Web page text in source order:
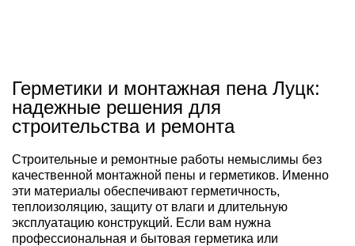
Герметики и монтажная пена Луцк:
надежные решения для
строительства и ремонта
Строительные и ремонтные работы немыслимы без
качественной монтажной пены и герметиков. Именно
эти материалы обеспечивают герметичность,
теплоизоляцию, защиту от влаги и длительную
эксплуатацию конструкций. Если вам нужна
профессиональная и бытовая герметика или